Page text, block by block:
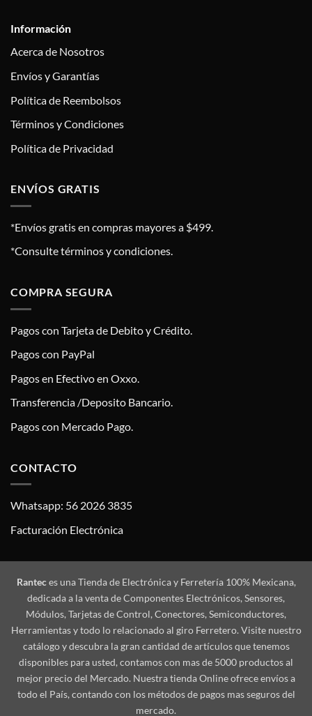
Información
Acerca de Nosotros
Envíos y Garantías
Política de Reembolsos
Términos y Condiciones
Política de Privacidad
ENVÍOS GRATIS
*Envíos gratis en compras mayores a $499.
*Consulte términos y condiciones.
COMPRA SEGURA
Pagos con Tarjeta de Debito y Crédito.
Pagos con PayPal
Pagos en Efectivo en Oxxo.
Transferencia /Deposito Bancario.
Pagos con Mercado Pago.
CONTACTO
Whatsapp: 56 2026 3835
Facturación Electrónica
Ranteces una Tienda de Electrónica y Ferretería 100% Mexicana,
dedicada a la venta de Componentes Electrónicos, Sensores,
Módulos, Tarjetas de Control, Conectores, Semiconductores,
Herramientas y todo lo relacionado al giro Ferretero. Visite nuestro
catálogo y descubra la gran cantidad de artículos que tenemos
disponibles para usted, contamos con mas de 5000 productos al
mejor precio del Mercado. Nuestra tienda Online ofrece envíos a
todo el País, contando con los métodos de pagos mas seguros del
mercado.